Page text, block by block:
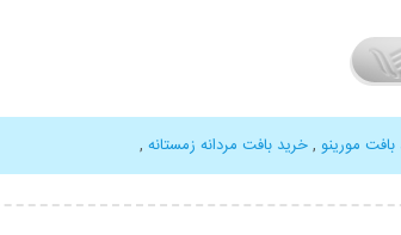
مورینو ,خرید بافت مردانه زمستانه ,